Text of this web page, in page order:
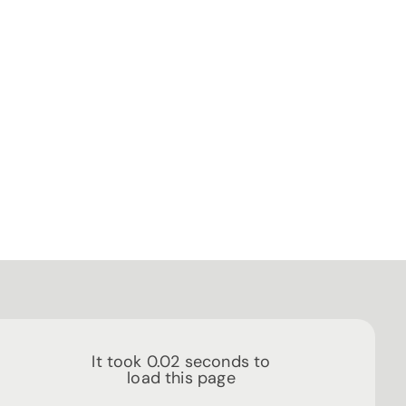
It took 0.02 seconds to
load this page